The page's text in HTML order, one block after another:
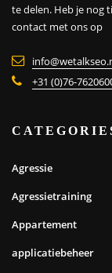
te delen. Heb je nog
contact met ons op
+31 (0)76-
Agressie
Agressietraining
Appartement
applicatiebeheer